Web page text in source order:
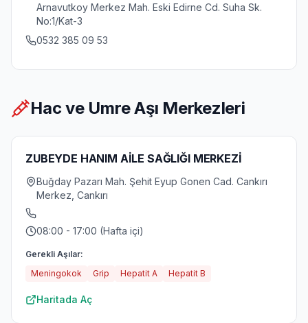
Arnavutkoy Merkez Mah. Eski Edirne Cd. Suha Sk.
No:1/Kat-3
0532 385 09 53
Hac ve Umre Aşı Merkezleri
ZUBEYDE HANIM AİLE SAĞLIĞI MERKEZİ
Buğday Pazarı Mah. Şehit Eyup Gonen Cad. Cankırı
Merkez, Cankırı
08:00 - 17:00 (Hafta içi)
Gerekli Aşılar:
Meningokok
Grip Hepatit A Hepatit B
Haritada Aç